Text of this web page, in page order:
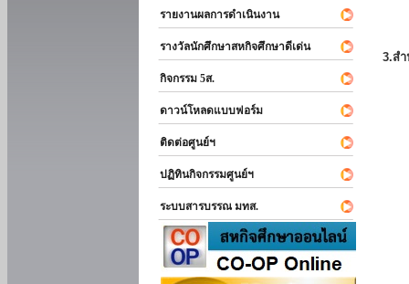
รายงานผลการดำเนินงาน
รางวัลนักศึกษาสหกิจศึกษาดีเด่น
กิจกรรม 5ส.
ดาวน์โหลดแบบฟอร์ม
ติดต่อศูนย์ฯ
ปฏิทินกิจกรรมศูนย์ฯ
ระบบสารบรรณ มทส.
3.ส